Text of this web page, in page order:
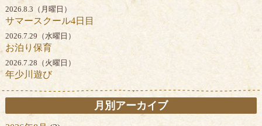
2026.8.3（月曜日）
サマースクール4日目
2026.7.29（水曜日）
お泊り保育
2026.7.28（火曜日）
年少川遊び
月別アーカイブ